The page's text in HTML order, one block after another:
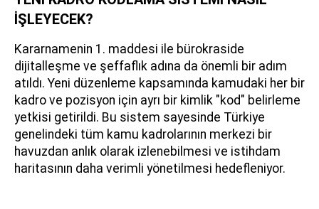
İŞLEYECEK?
Kararnamenin 1. maddesi ile bürokraside
dijitalleşme ve şeffaflık adına da önemli bir adım
atıldı. Yeni düzenleme kapsamında kamudaki her bir
kadro ve pozisyon için ayrı bir kimlik "kod" belirleme
yetkisi getirildi. Bu sistem sayesinde Türkiye
genelindeki tüm kamu kadrolarının merkezi bir
havuzdan anlık olarak izlenebilmesi ve istihdam
haritasının daha verimli yönetilmesi hedefleniyor.